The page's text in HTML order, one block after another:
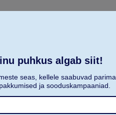
Rohk
Eemald
puhkus algab siit!
seas, kellele saabuvad
ja sooduskampaaniad.